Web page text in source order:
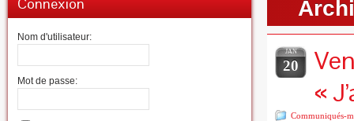
Nom d'utilisateur:
Mot de passe:
JAN
20
«
Communiqués-